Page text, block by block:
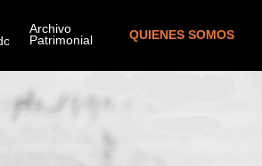
QUIENES SOMOS